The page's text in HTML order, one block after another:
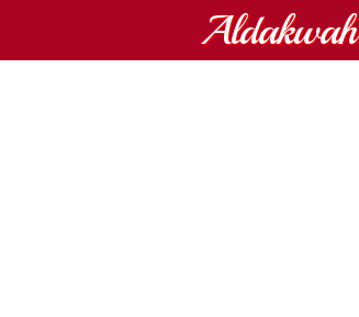
Aldakwah